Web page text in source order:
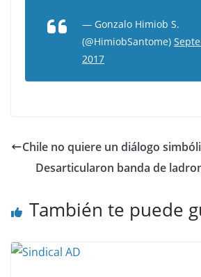
— Gonzalo Himiob S.
(@HimiobSantome)
2017
Chile no quiere un diálogo
Desarticularon banda de
También te puede